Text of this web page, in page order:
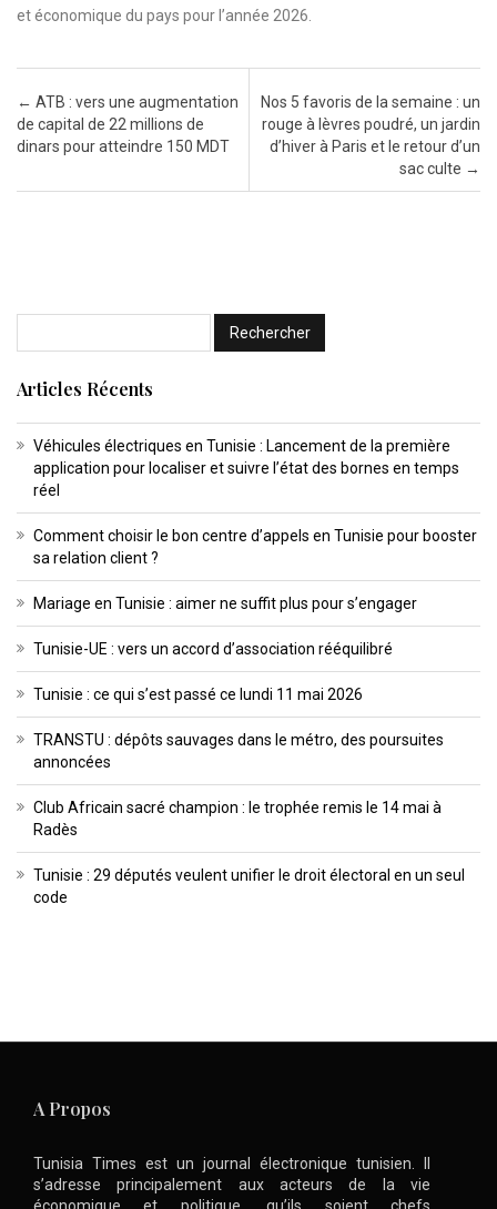
et économique du pays pour l’année 2026.
Post navigation
← ATB : vers une augmentation
de capital de 22 millions de
dinars pour atteindre 150 MDT
Nos 5 favoris de la semaine : un
rouge à lèvres poudré, un jardin
d’hiver à Paris et le retour d’un
sac culte →
Articles Récents
Véhicules électriques en Tunisie : Lancement de la première
application pour localiser et suivre l’état des bornes en temps
réel
Comment choisir le bon centre d’appels en Tunisie pour booster
sa relation client ?
Mariage en Tunisie : aimer ne suffit plus pour s’engager
Tunisie-UE : vers un accord d’association rééquilibré
Tunisie : ce qui s’est passé ce lundi 11 mai 2026
TRANSTU : dépôts sauvages dans le métro, des poursuites
annoncées
Club Africain sacré champion : le trophée remis le 14 mai à
Radès
Tunisie : 29 députés veulent unifier le droit électoral en un seul
code
A Propos
Tunisia Times est un journal électronique tunisien. Il
s’adresse principalement aux acteurs de la vie
économique et politique, qu’ils soient chefs